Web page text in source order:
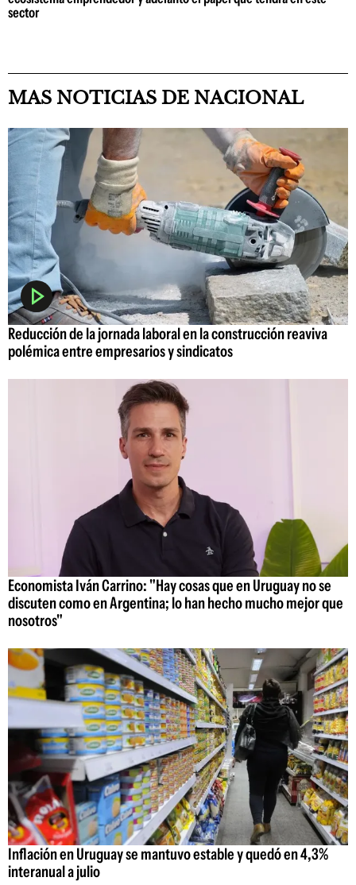
sector
MAS NOTICIAS DE NACIONAL
Reducción de la jornada laboral en la construcción reaviva
polémica entre empresarios y sindicatos
Economista Iván Carrino: "Hay cosas que en Uruguay no se
discuten como en Argentina; lo han hecho mucho mejor que
nosotros"
Inflación en Uruguay se mantuvo estable y quedó en 4,3%
interanual a julio